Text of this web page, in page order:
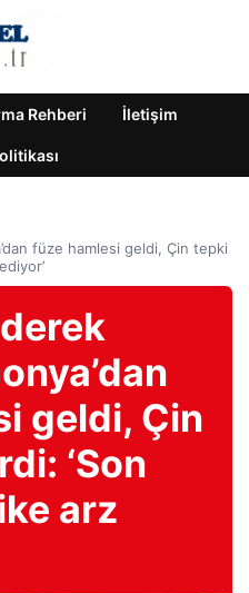
Rehberi İletişim
füze hamlesi geldi, Çin tepki
geldi, Çin
‘Son
arz